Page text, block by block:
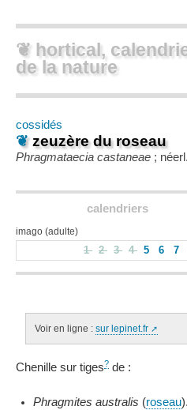
❦ hortical,
de la nature
cossidés
❦zeuzère du roseau
Phragmataecia castaneae ; néerl.
calendriers
imago (adulte)
1 2 3 4 5 6 7
Voir en ligne : sur lepinet.fr
Chenille sur tiges? de :
Phragmites australis (roseau).